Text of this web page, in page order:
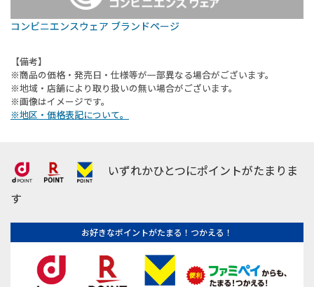
コンビニエンスウェア ブランドページ
【備考】
※商品の価格・発売日・仕様等が一部異なる場合がございます。
※地域・店舗により取り扱いの無い場合がございます。
※画像はイメージです。
※地区・価格表記について。
いずれかひとつにポイントがたまりま
す
お好きなポイントがたまる！つかえる！